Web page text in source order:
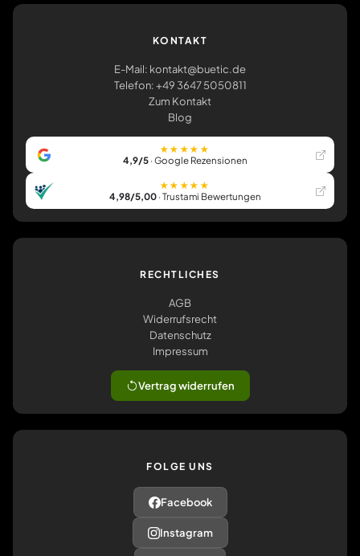
KONTAKT
E-Mail: kontakt@buetic.de
Telefon: +49 3647 5050811
Zum Kontakt
Blog
★★★★★
4,9/5· Google Rezensionen
★★★★★
4,98/5,00· Trustami Bewertungen
RECHTLICHES
AGB
Widerrufsrecht
Datenschutz
Impressum
Vertrag widerrufen
FOLGE UNS
Facebook
Instagram